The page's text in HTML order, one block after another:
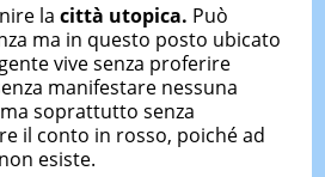
DI
la città utopica. Può
ma in questo posto ubicato
vive senza proferire
manifestare nessuna
soprattutto senza
il conto in rosso, poiché ad
esiste.